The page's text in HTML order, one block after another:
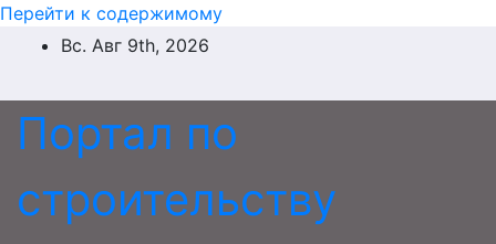
Перейти к содержимому
Вс. Авг 9th, 2026
Портал по
строительству